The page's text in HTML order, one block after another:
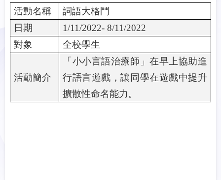
活動名稱
詞語大格鬥
日期
1/11/2022- 8/11/2022
對象
全校學生
活動簡介
「小小言語治療師」在早上協助進
行語言遊戲，讓同學在遊戲中提升
擴散性命名能力。